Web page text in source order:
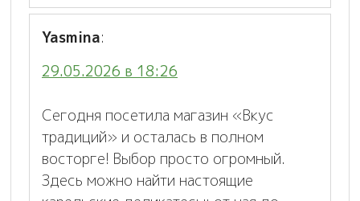
Yasmina:
29.05.2026 в 18:26
Сегодня посетила магазин «Вкус
традиций» и осталась в полном
восторге! Выбор просто огромный.
Здесь можно найти настоящие